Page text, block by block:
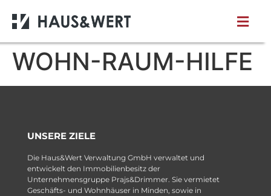
WOHN-RAUM-HILFE
UNSERE ZIELE
Die Haus&Wert Verwaltung GmbH verwaltet und
entwickelt den Immobilienbesitz der
Unternehmensgruppe Prajs&Drimmer. Sie vermietet
Geschäfts- und Wohnhäuser in Minden, sowie in